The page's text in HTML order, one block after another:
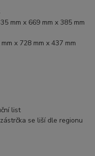
mm x 669 mm x 385 mm
x 728 mm x 437 mm
list
se liší dle regionu